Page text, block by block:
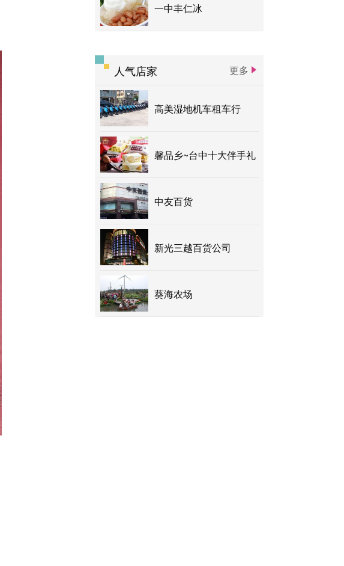
一中丰仁冰
人气店家 更多
高美湿地机车租车行
馨品乡~台中十大伴手礼
中友百货
新光三越百货公司
葵海农场